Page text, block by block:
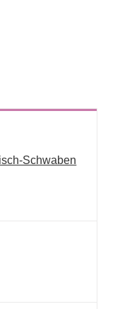
Schwaben